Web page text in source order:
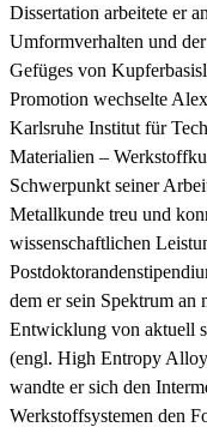
Dissertation arbeitete er
Umformverhalten und
Gefüges von
Promotion wechselte
Karlsruhe Institut für
Materialien –
Schwerpunkt seiner
Metallkunde treu und
wissenschaftlichen
dem er sein Spektrum an
Entwicklung von aktuell
(engl. High Entropy
wandte er sich den
Werkstoffsystemen den